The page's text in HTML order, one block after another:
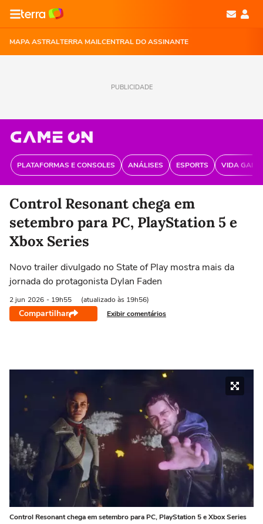
MAPA ASTRALTERRA MAILCENTRAL DO ASSINANTE
PUBLICIDADE
PLATAFORMAS E CONSOLES ANÁLISES ESPORTS VIDA
Control Resonant chega em
setembro para PC, PlayStation 5 e
Xbox Series
Novo trailer divulgado no State of Play mostra mais da
jornada do protagonista Dylan Faden
2 jun 2026 - 19h55 (atualizado às 19h56)
Compartilhar Exibir comentários
Control Resonant chega em setembro para PC, PlayStation 5 e Xbox Series